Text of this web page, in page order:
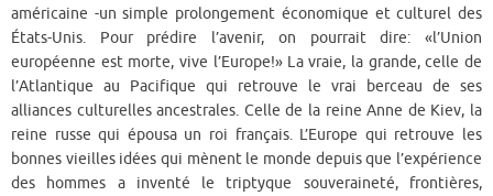
américaine -un simple prolongement économique et culturel des
États-Unis. Pour prédire l’avenir, on pourrait dire: «l’Union
européenne est morte, vive l’Europe!» La vraie, la grande, celle de
l’Atlantique au Pacifique qui retrouve le vrai berceau de ses
alliances culturelles ancestrales. Celle de la reine Anne de Kiev, la
reine russe qui épousa un roi français. L’Europe qui retrouve les
bonnes vieilles idées qui mènent le monde depuis que l’expérience
des hommes a inventé le triptyque souveraineté, frontières,